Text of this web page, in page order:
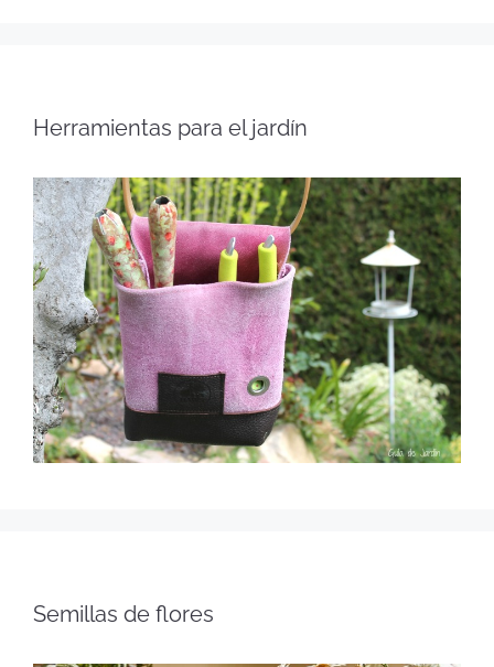
Herramientas para el jardín
Semillas de flores